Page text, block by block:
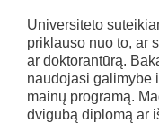
Universiteto
priklauso nuo to, ar
ar doktorantūrą.
naudojasi galimybe
mainų programą.
dvigubą diplomą ar